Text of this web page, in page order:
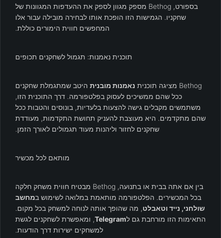
בספורט, Bethog מספק מגוון לספק את ההעדפות המגוונות של
שחקניו. הגמישות הזו הופכת אותו לבחירה מובילה עבור אלו
המחפשים חווית הימורים כוללת.
תוכנית נאמנות: תגמול לשחקנים תכופים
Bethog מציגה תוכנית נאמנות מובנית היטב שמתגמלת שחקנים
ככל שהם ממשיכים לעסוק בפלטפורמה. דרך התוכנית הזו,
משתמשים מקבלים גישה להצעות בלעדיות, בונוסים והטבות ככל
שהם מתקדמים. היא מעוצבת להעניק תחושת התקדמות, מעודדת
שחקנים לחזור וליהנות מעוד תגמולים לאורך הזמן.
מותאם לכל מכשיר
בין אם אתה בבית או בתנועה, Bethog מבטיח חווית משחק חלקה
בכל המכשירים. הפלטפורמה מותאמת במלואה לשימוש במחשב
שולחני, נייד וטאבלט, מה שהופך אותה לנוחה למשחק בכל מקום.
התאימות הזו מורחבת גם לTelegram, ומאפשרת לשחקנים לגשת
למשחקים ישירות דרך הודעות.